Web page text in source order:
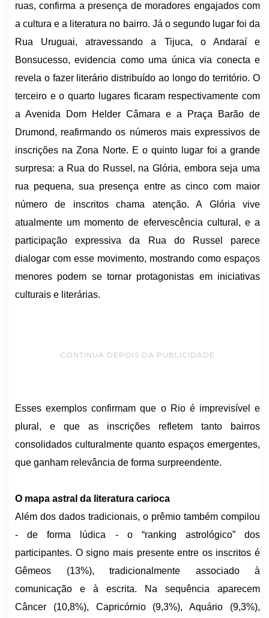
ruas, confirma a presença de moradores engajados com
a cultura e a literatura no bairro. Já o segundo lugar foi da
Rua Uruguai, atravessando a Tijuca, o Andaraí e
Bonsucesso, evidencia como uma única via conecta e
revela o fazer literário distribuído ao longo do território. O
terceiro e o quarto lugares ficaram respectivamente com
a Avenida Dom Helder Câmara e a Praça Barão de
Drumond, reafirmando os números mais expressivos de
inscrições na Zona Norte. E o quinto lugar foi a grande
surpresa: a Rua do Russel, na Glória, embora seja uma
rua pequena, sua presença entre as cinco com maior
número de inscritos chama atenção. A Glória vive
atualmente um momento de efervescência cultural, e a
participação expressiva da Rua do Russel parece
dialogar com esse movimento, mostrando como espaços
menores podem se tornar protagonistas em iniciativas
culturais e literárias.
CONTINUA DEPOIS DA PUBLICIDADE
Esses exemplos confirmam que o Rio é imprevisível e
plural, e que as inscrições refletem tanto bairros
consolidados culturalmente quanto espaços emergentes,
que ganham relevância de forma surpreendente.
O mapa astral da literatura carioca
Além dos dados tradicionais, o prêmio também compilou
- de forma lúdica - o “ranking astrológico” dos
participantes. O signo mais presente entre os inscritos é
Gêmeos (13%), tradicionalmente associado à
comunicação e à escrita. Na sequência aparecem
Câncer (10,8%), Capricórnio (9,3%), Aquário (9,3%),